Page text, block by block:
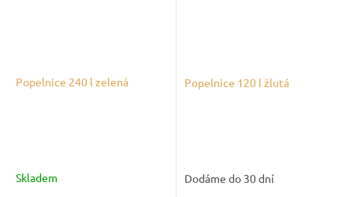
Popelnice 240 l zelená
Skladem
Popelnice 120 l žlutá
Dodáme do 30 dní